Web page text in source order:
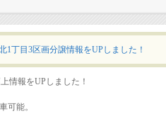
1丁目3区画分譲情報をUPしました！
情報をUPしました！
可能。